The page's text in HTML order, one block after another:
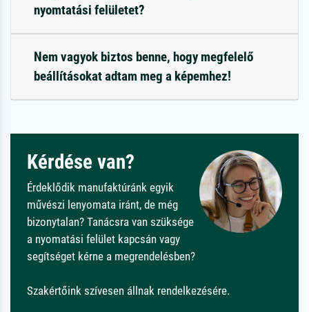
nyomtatási felületet?
Nem vagyok biztos benne, hogy megfelelő
beállításokat adtam meg a képemhez!
Kérdése van?
Érdeklődik manufaktúránk egyik
művészi lenyomata iránt, de még
bizonytalan? Tanácsra van szüksége
a nyomatási felület kapcsán vagy
segítséget kérne a megrendelésben?
Szakértőink szívesen állnak rendelkezésére.